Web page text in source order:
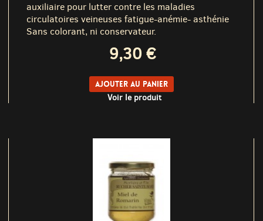
auxiliaire pour lutter contre les maladies
circulatoires veineuses fatigue-anémie- asthénie
Sans colorant, ni conservateur.
9,30 €
Ajouter au panier
Voir le produit